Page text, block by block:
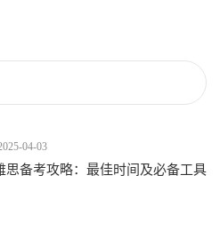
04-03
思备考攻略：最佳时间及必备工具